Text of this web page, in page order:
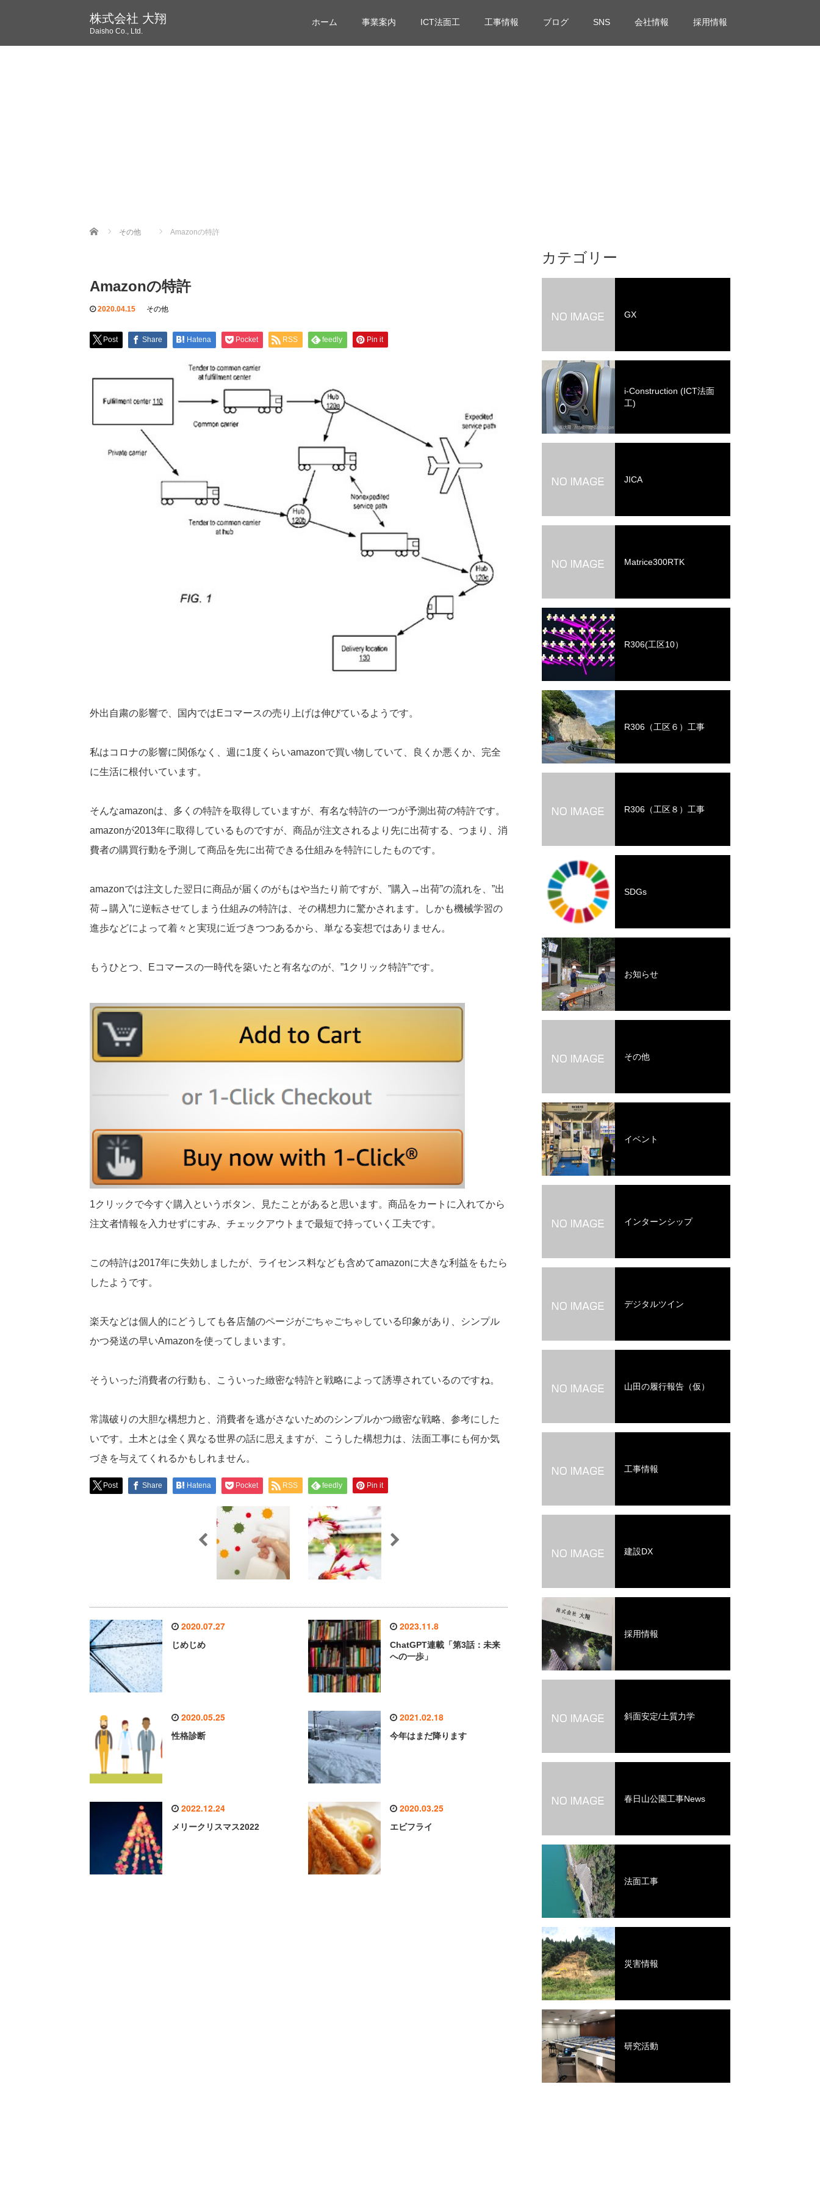
株式会社 大翔
Daisho Co., Ltd.
ホーム 事業案内 ICT法面工 工事情報 ブログ SNS 会社情報 採用情報
Home その他 Amazonの特許
Amazonの特許
2020.04.15 その他
Post Share Hatena Pocket RSS feedly Pin it
外出自粛の影響で、国内ではEコマースの売り上げは伸びているようです。
私はコロナの影響に関係なく、週に1度くらいamazonで買い物していて、良くか悪くか、完全
に生活に根付いています。
そんなamazonは、多くの特許を取得していますが、有名な特許の一つが予測出荷の特許です。
amazonが2013年に取得しているものですが、商品が注文されるより先に出荷する、つまり、消
費者の購買行動を予測して商品を先に出荷できる仕組みを特許にしたものです。
amazonでは注文した翌日に商品が届くのがもはや当たり前ですが、”購入→出荷”の流れを、”出
荷→購入”に逆転させてしまう仕組みの特許は、その構想力に驚かされます。しかも機械学習の
進歩などによって着々と実現に近づきつつあるから、単なる妄想ではありません。
もうひとつ、Eコマースの一時代を築いたと有名なのが、”1クリック特許”です。
1クリックで今すぐ購入というボタン、見たことがあると思います。商品をカートに入れてから
注文者情報を入力せずにすみ、チェックアウトまで最短で持っていく工夫です。
この特許は2017年に失効しましたが、ライセンス料なども含めてamazonに大きな利益をもたら
したようです。
楽天などは個人的にどうしても各店舗のページがごちゃごちゃしている印象があり、シンプル
かつ発送の早いAmazonを使ってしまいます。
そういった消費者の行動も、こういった緻密な特許と戦略によって誘導されているのですね。
常識破りの大胆な構想力と、消費者を逃がさないためのシンプルかつ緻密な戦略、参考にした
いです。土木とは全く異なる世界の話に思えますが、こうした構想力は、法面工事にも何か気
づきを与えてくれるかもしれません。
Post Share Hatena Pocket RSS feedly Pin it
2020.07.27
じめじめ
2023.11.8
ChatGPT連載「第3話：未来
への一歩」
2020.05.25
性格診断
2021.02.18
今年はまだ降ります
2022.12.24
メリークリスマス2022
2020.03.25
エビフライ
カテゴリー
GX
i-Construction (ICT法面
工)
JICA
Matrice300RTK
R306(工区10）
R306（工区６）工事
R306（工区８）工事
SDGs
お知らせ
その他
イベント
インターンシップ
デジタルツイン
山田の履行報告（仮）
工事情報
建設DX
採用情報
斜面安定/土質力学
春日山公園工事News
法面工事
災害情報
研究活動